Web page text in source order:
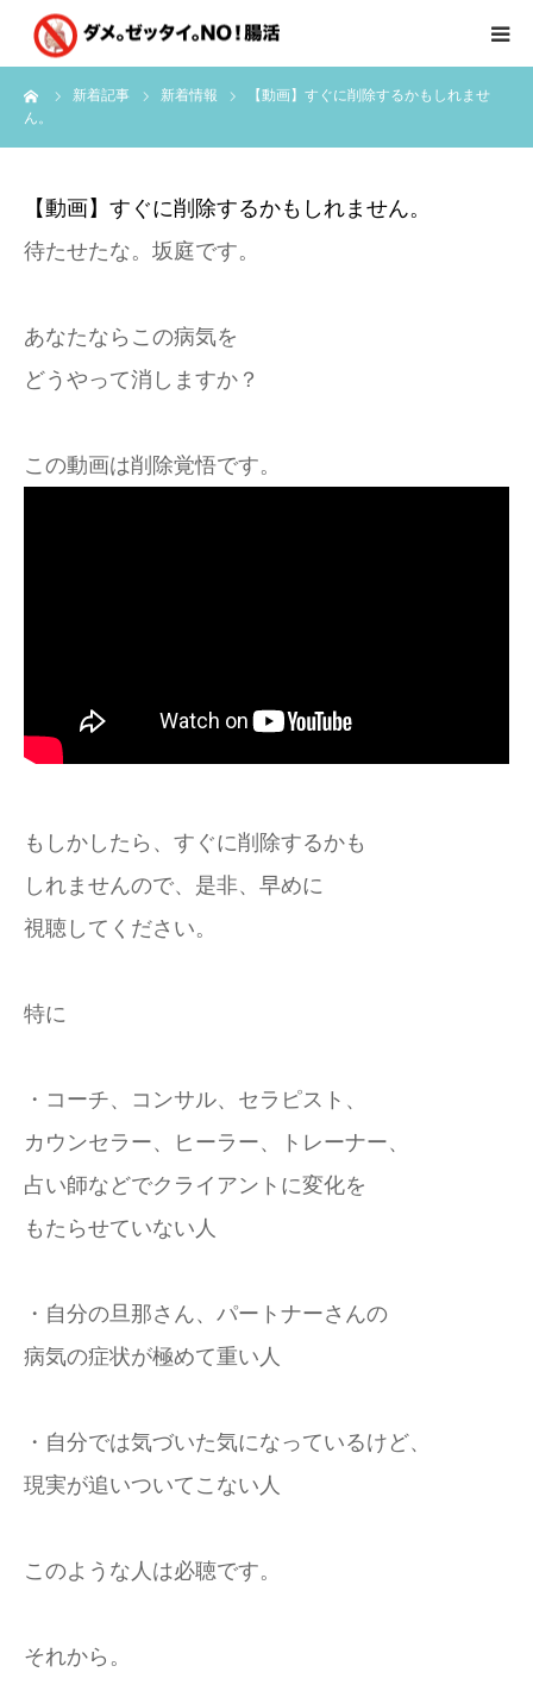
新着記事 新着情報
【動画】すぐに削除するかもしれませ
ん。
【動画】すぐに削除するかもしれません。
待たせたな。坂庭です。
あなたならこの病気を
どうやって消しますか？
この動画は削除覚悟です。
もしかしたら、すぐに削除するかも
しれませんので、是非、早めに
視聴してください。
特に
・コーチ、コンサル、セラピスト、
カウンセラー、ヒーラー、トレーナー、
占い師などでクライアントに変化を
もたらせていない人
・自分の旦那さん、パートナーさんの
病気の症状が極めて重い人
・自分では気づいた気になっているけど、
現実が追いついてこない人
このような人は必聴です。
それから。
はじめに
個別コンサルのご感想
有料会員限定特別メニュー